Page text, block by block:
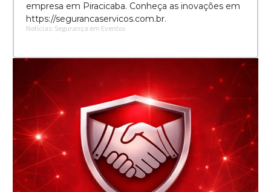
empresa em Piracicaba. Conheça as inovações em
https://segurancaservicos.com.br.
Notícias: Segurança em Eventos